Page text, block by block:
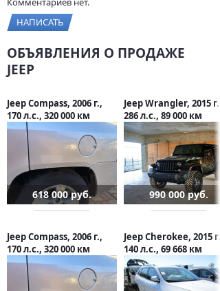
НАПИСАТЬ
ОБЪЯВЛЕНИЯ О ПРОДАЖЕ
JEEP
Jeep Compass, 2006 г.,
170 л.с., 320 000 км
618 000 руб.
Jeep Wrangler, 2015 г.,
286 л.с., 89 000 км
990 000 руб.
Jeep Compass, 2006 г.,
170 л.с., 320 000 км
Jeep Cherokee, 2015 г.,
140 л.с., 69 668 км